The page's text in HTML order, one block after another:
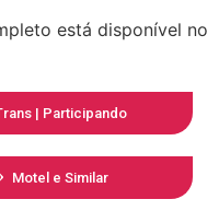
está disponível no
| Participando
Motel e Similar